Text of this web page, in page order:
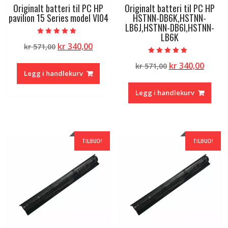
Originalt batteri til PC HP
pavilion 15 Series model VI04
5.00
av 5
kr571,00 Opprinnelig
var:
kr 571,00.
kr340,00Nåværende
kr 340,00.
Legg i handlekurv
Originalt batteri til PC HP
HSTNN-DB6K,HSTNN-
LB6J,HSTNN-DB6I,HSTNN-
LB6K
5.00
av 5
kr571,00 Opprinnelig
var:
kr 571,00.
kr340,00
kr
Legg i handlekurv
TILBUD! TILBUD!